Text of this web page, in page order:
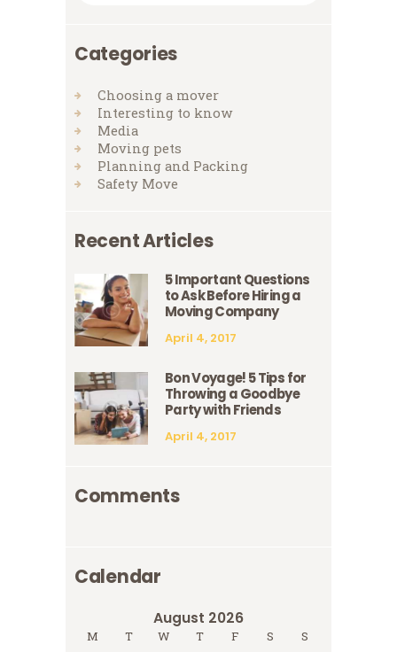
Categories
Choosing a mover
Interesting to know
Media
Moving pets
Planning and Packing
Safety Move
Recent Articles
5 Important Questions
to Ask Before Hiring a
Moving Company
April 4, 2017
Bon Voyage! 5 Tips for
Throwing a Goodbye
Party with Friends
April 4, 2017
Comments
Calendar
August 2026
M T W T F S
S